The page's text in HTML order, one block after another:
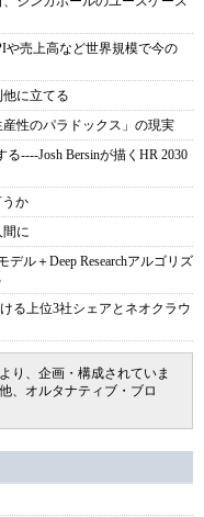
や売上高など世界規模で今の
に立てる
性のパラドックス」の現実
----Josh Bersinが描くHR 2030
か
に
ル＋Deep Researchアルゴリズ
る上位3社シェアとネオクラウ
り、企画・構成されていま
、オルタナティブ・ブロ